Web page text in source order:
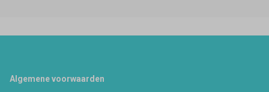
Footer
Algemene voorwaarden